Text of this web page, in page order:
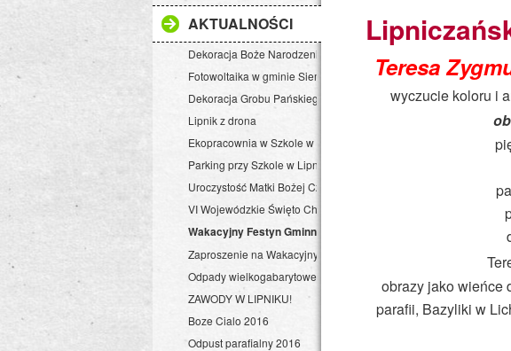
AKTUALNOŚCI
Dekoracja Boże Narodzenie 2017 r.
Fotowoltaika w gminie Siemkowice
Dekoracja Grobu Pańskiego 2017
Lipnik z drona
Ekopracownia w Szkole w Lipniku
Parking przy Szkole w Lipniku
Uroczystość Matki Bożej Częstochowskiej
VI Wojewódzkie Święto Chrzanu
Wakacyjny Festyn Gminny w Lipniku
Zaproszenie na Wakacyjny Festyn Gminny
Odpady wielkogabarytowe
ZAWODY W LIPNIKU!
Boze Cialo 2016
Odpust parafialny 2016
Teresa
wyczucie koloru i
obrazy jako wieńce
parafii, Bazyliki w